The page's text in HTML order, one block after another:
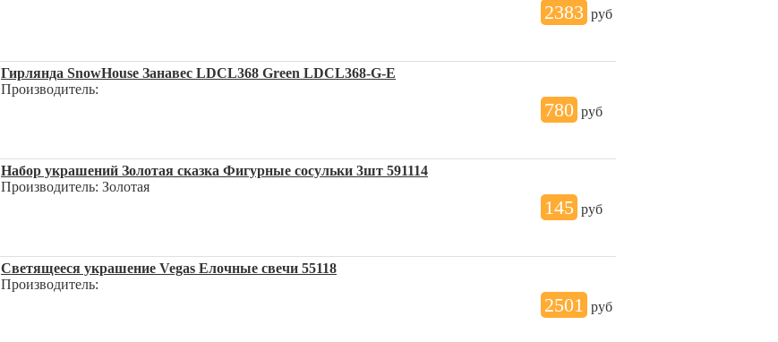
2383 руб
Гирлянда SnowHouse Занавес LDCL368 Green LDCL368-G-E
Производитель:
780 руб
Набор украшений Золотая сказка Фигурные сосульки 3шт 591114
Производитель: Золотая
145 руб
Светящееся украшение Vegas Елочные свечи 55118
Производитель:
2501 руб